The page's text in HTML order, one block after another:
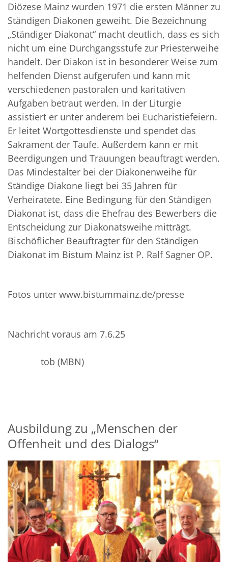
Diözese Mainz wurden 1971 die ersten Männer zu
Ständigen Diakonen geweiht. Die Bezeichnung
„Ständiger Diakonat“ macht deutlich, dass es sich
nicht um eine Durchgangsstufe zur Priesterweihe
handelt. Der Diakon ist in besonderer Weise zum
helfenden Dienst aufgerufen und kann mit
verschiedenen pastoralen und karitativen
Aufgaben betraut werden. In der Liturgie
assistiert er unter anderem bei Eucharistiefeiern.
Er leitet Wortgottesdienste und spendet das
Sakrament der Taufe. Außerdem kann er mit
Beerdigungen und Trauungen beauftragt werden.
Das Mindestalter bei der Diakonenweihe für
Ständige Diakone liegt bei 35 Jahren für
Verheiratete. Eine Bedingung für den Ständigen
Diakonat ist, dass die Ehefrau des Bewerbers die
Entscheidung zur Diakonatsweihe mitträgt.
Bischöflicher Beauftragter für den Ständigen
Diakonat im Bistum Mainz ist P. Ralf Sagner OP.
Fotos unter www.bistummainz.de/presse
Nachricht voraus am 7.6.25
tob (MBN)
Ausbildung zu „Menschen der
Offenheit und des Dialogs“